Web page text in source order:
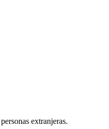
extranjeras.